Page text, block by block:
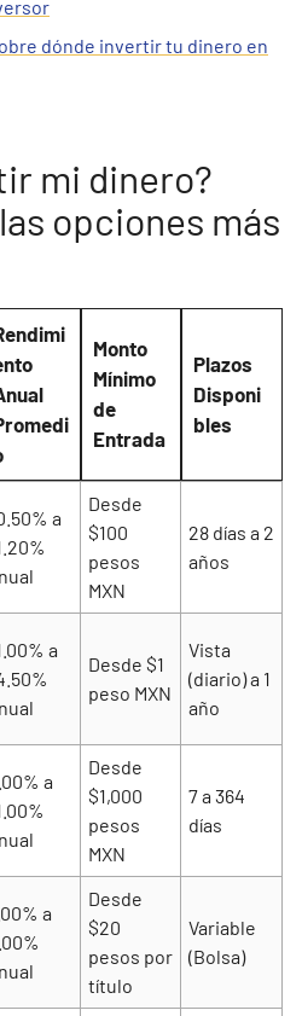
dónde invertir tu dinero en
mi dinero?
opciones más
Monto
Mínimo
de
Entrada
Plazos
Disponi
bles
a
Desde
$100
pesos
MXN
28 días a 2
años
a
Desde $1
peso MXN
Vista
(diario) a 1
año
a
Desde
$1,000
pesos
MXN
7 a 364
días
a
Desde
$20
pesos por
título
Variable
(Bolsa)